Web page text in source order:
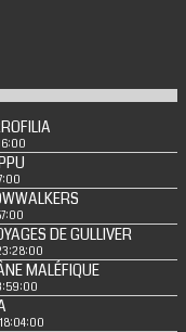
DE GULLIVER
MALÉFIQUE